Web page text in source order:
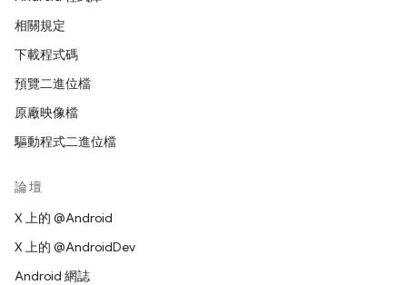
相關規定
下載程式碼
預覽二進位檔
原廠映像檔
驅動程式二進位檔
論壇
X 上的 @Android
X 上的 @AndroidDev
Android 網誌